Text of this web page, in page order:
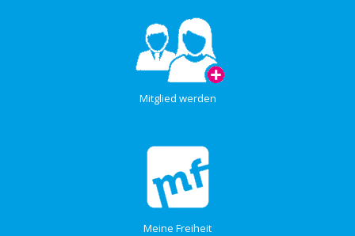
Mitglied werden
Meine Freiheit